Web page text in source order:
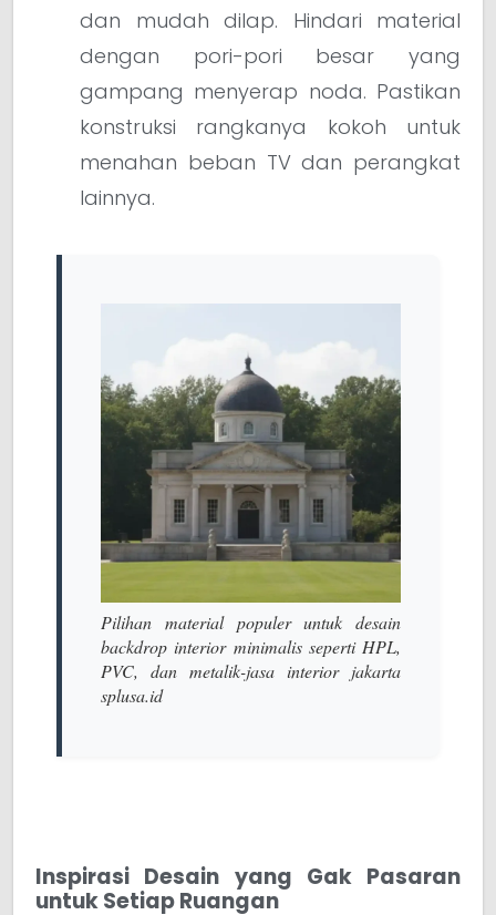
dan mudah dilap. Hindari material
dengan pori-pori besar yang
gampang menyerap noda. Pastikan
konstruksi rangkanya kokoh untuk
menahan beban TV dan perangkat
lainnya.
Pilihan material populer untuk desain
backdrop interior minimalis seperti HPL,
PVC, dan metalik-jasa interior jakarta
splusa.id
Inspirasi Desain yang Gak Pasaran
untuk Setiap Ruangan